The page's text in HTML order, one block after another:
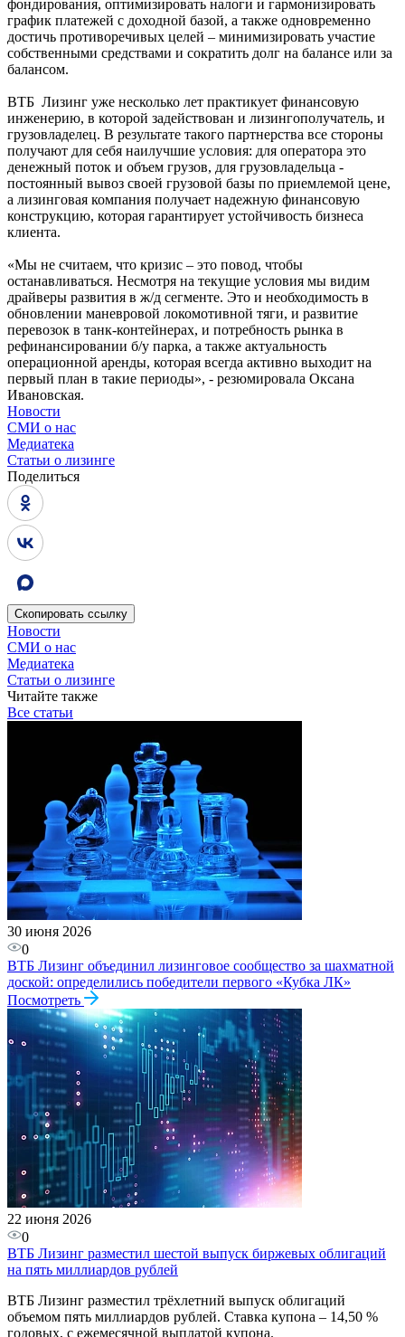
фондирования, оптимизировать налоги и гармонизировать
график платежей с доходной базой, а также одновременно
достичь противоречивых целей – минимизировать участие
собственными средствами и сократить долг на балансе или за
балансом.
ВТБ Лизинг уже несколько лет практикует финансовую
инженерию, в которой задействован и лизингополучатель, и
грузовладелец. В результате такого партнерства все стороны
получают для себя наилучшие условия: для оператора это
денежный поток и объем грузов, для грузовладельца -
постоянный вывоз своей грузовой базы по приемлемой цене,
а лизинговая компания получает надежную финансовую
конструкцию, которая гарантирует устойчивость бизнеса
клиента.
«Мы не считаем, что кризис – это повод, чтобы
останавливаться. Несмотря на текущие условия мы видим
драйверы развития в ж/д сегменте. Это и необходимость в
обновлении маневровой локомотивной тяги, и развитие
перевозок в танк-контейнерах, и потребность рынка в
рефинансировании б/у парка, а также актуальность
операционной аренды, которая всегда активно выходит на
первый план в такие периоды», - резюмировала Оксана
Ивановская.
Новости
СМИ о нас
Медиатека
Статьи о лизинге
Поделиться
Скопировать ссылку
Новости
СМИ о нас
Медиатека
Статьи о лизинге
Читайте также
Все статьи
30 июня 2026
0
ВТБ Лизинг объединил лизинговое сообщество за шахматной
доской: определились победители первого «Кубка ЛК»
Посмотреть
22 июня 2026
0
ВТБ Лизинг разместил шестой выпуск биржевых облигаций
на пять миллиардов рублей
ВТБ Лизинг разместил трёхлетний выпуск облигаций
объемом пять миллиардов рублей. Ставка купона – 14,50 %
годовых, с ежемесячной выплатой купона.